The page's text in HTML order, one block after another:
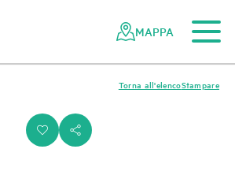
MAPPA
i s
Stampare
Torna all'elenco